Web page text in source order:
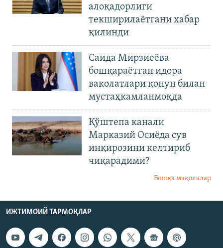
алоқадорлиги
текширилаётгани хабар
қилинди
Саида Мирзиеёва
бошқараётган идора
ваколатлари қонун билан
мустаҳкамланмоқда
Қўштепа канали
Марказий Осиёда сув
инқирозини келтириб
чиқарадими?
Бошқа мақолалар
ИЖТИМОИЙ ТАРМОҚЛАР